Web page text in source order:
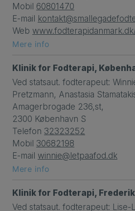
Mobil 60801470
E-mail
Web
Mere info
Klinik for Fodterapi,
Ved statsaut. fodterapeut:
Pretzmann, Anastasia
Amagerbrogade 236,st,
2300 København S
Telefon 32323252
Mobil 30682198
E-mail winnie@letpaafod.dk
Mere info
Klinik for Fodterapi,
Ved statsaut. fodterapeut: Lise-